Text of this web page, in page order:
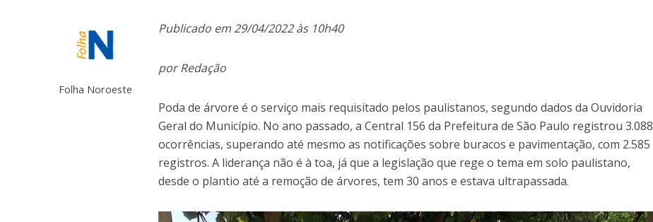
Folha Noroeste
Publicado em 29/04/2022 às 10h40
por Redação
Poda de árvore é o serviço mais requisitado pelos paulistanos, segundo dados da Ouvidoria
Geral do Município. No ano passado, a Central 156 da Prefeitura de São Paulo registrou 3.088
ocorrências, superando até mesmo as notificações sobre buracos e pavimentação, com 2.585
registros. A liderança não é à toa, já que a legislação que rege o tema em solo paulistano,
desde o plantio até a remoção de árvores, tem 30 anos e estava ultrapassada.